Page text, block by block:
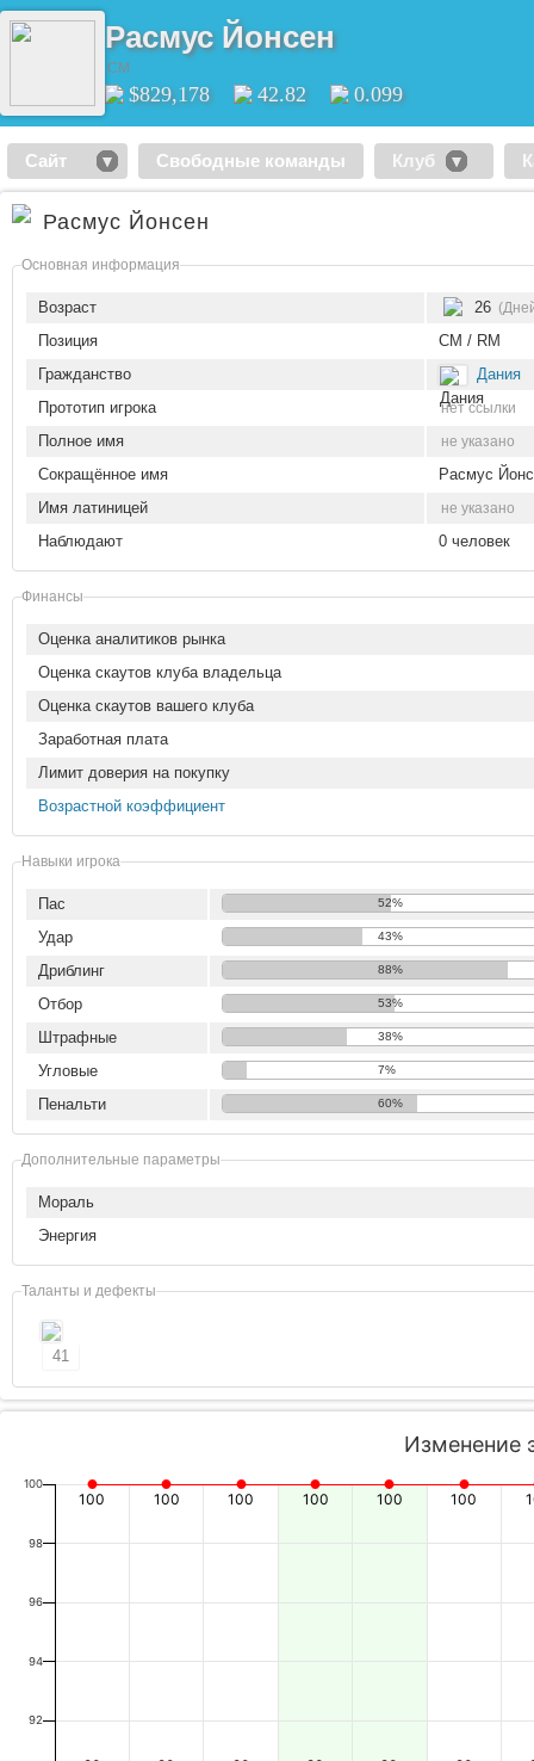
Расмус Йонсен
CM
$829,178 42.82 0.099
Сайт Свободные команды Клуб
Расмус Йонсен
Основная информация
Возраст 26
Позиция
CM / RM
Гражданство
Дания
Прототип игрока
нет ссылки
Полное имя не указано
Сокращённое имя
Расмус
Имя латиницей
не указано
Наблюдают 0 человек
Финансы
Оценка аналитиков рынка
Оценка скаутов клуба владельца
Оценка скаутов вашего клуба
Заработная плата
Лимит доверия на покупку
Возрастной коэффициент
Навыки игрока
Пас 52%
Удар 43%
Дриблинг 88%
Отбор 53%
Штрафные 38%
Угловые 7%
Пенальти 60%
Дополнительные параметры
Мораль
Энергия
Таланты и дефекты
41
Изменение
100 100 100 100 100 100
92
94
96
98
100